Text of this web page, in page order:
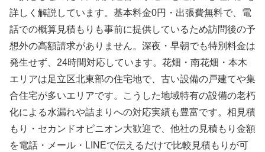
詳しく解説しています。基本料金0円・出張費無料で、電
話での概算見積もりも事前に提供しているため訪問後の予
想外の高額請求がありません。深夜・早朝でも特別料金は
発生せず、24時間対応しています。花畑・南花畑・本木
エリアは足立区北東部の住宅地で、古い設備の戸建てや集
合住宅が多いエリアです。こうした地域特有の設備の老朽
化による水漏れや詰まりへの対応実績も豊富です。相見積
もり・セカンドオピニオン大歓迎で、他社の見積もり金額
を電話・メール・LINEで伝えるだけで比較見積もりが可